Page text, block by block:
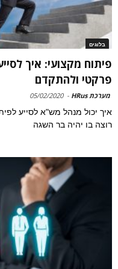
בלוגים
פיתוח מקצועי: איך
פרקטי ולהתקדם
מערכת HRus -
05/02/2020
איך יכול מנהל מש"א לסייע
רוצה בו יהיה בר השגה